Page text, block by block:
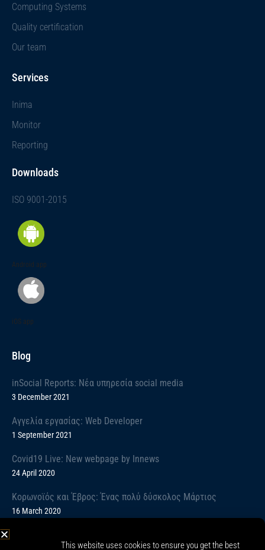
Computing Systems
Quality certification
Our team
Services
Inima
Monitor
Reporting
Downloads
ISO 9001-2015
Android app
iOS app
Blog
inSocial Reports: Νέα υπηρεσία social media
3 December 2021
Αγγελία εργασίας: Web Developer
1 September 2021
Covid19 Live: New webpage by Innews
24 April 2020
Κορωνοϊός και Έβρος: Ένας πολύ δύσκολος Μάρτιος
16 March 2020
This website uses cookies to ensure you get the best